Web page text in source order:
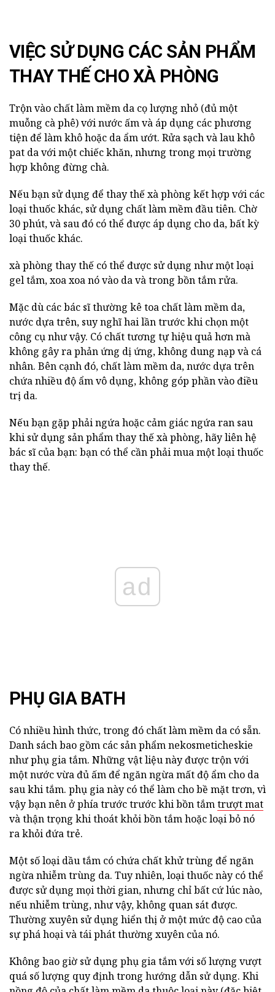
VIỆC SỬ DỤNG CÁC SẢN PHẨM
THAY THẾ CHO XÀ PHÒNG
Trộn vào chất làm mềm da cọ lượng nhỏ (đủ một
muỗng cà phê) với nước ấm và áp dụng các phương
tiện để làm khô hoặc da ẩm ướt. Rửa sạch và lau khô
pat da với một chiếc khăn, nhưng trong mọi trường
hợp không đừng chà.
Nếu bạn sử dụng để thay thế xà phòng kết hợp với các
loại thuốc khác, sử dụng chất làm mềm đầu tiên. Chờ
30 phút, và sau đó có thể được áp dụng cho da, bất kỳ
loại thuốc khác.
xà phòng thay thế có thể được sử dụng như một loại
gel tắm, xoa xoa nó vào da và trong bồn tắm rửa.
Mặc dù các bác sĩ thường kê toa chất làm mềm da,
nước dựa trên, suy nghĩ hai lần trước khi chọn một
công cụ như vậy. Có chất tương tự hiệu quả hơn mà
không gây ra phản ứng dị ứng, không dung nạp và cá
nhân. Bên cạnh đó, chất làm mềm da, nước dựa trên
chứa nhiều độ ẩm vô dụng, không góp phần vào điều
trị da.
Nếu bạn gặp phải ngứa hoặc cảm giác ngứa ran sau
khi sử dụng sản phẩm thay thế xà phòng, hãy liên hệ
bác sĩ của bạn: bạn có thể cần phải mua một loại thuốc
thay thế.
ad
PHỤ GIA BATH
Có nhiều hình thức, trong đó chất làm mềm da có sẵn.
Danh sách bao gồm các sản phẩm nekosmeticheskie
như phụ gia tắm. Những vật liệu này được trộn với
một nước vừa đủ ấm để ngăn ngừa mất độ ẩm cho da
sau khi tắm. phụ gia này có thể làm cho bề mặt trơn, vì
vậy bạn nên ở phía trước trước khi bồn tắmtrượt mat
và thận trọng khi thoát khỏi bồn tắm hoặc loại bỏ nó
ra khỏi đứa trẻ.
Một số loại dầu tắm có chứa chất khử trùng để ngăn
ngừa nhiễm trùng da. Tuy nhiên, loại thuốc này có thể
được sử dụng mọi thời gian, nhưng chỉ bất cứ lúc nào,
nếu nhiễm trùng, như vậy, không quan sát được.
Thường xuyên sử dụng hiển thị ở một mức độ cao của
sự phá hoại và tái phát thường xuyên của nó.
Không bao giờ sử dụng phụ gia tắm với số lượng vượt
quá số lượng quy định trong hướng dẫn sử dụng. Khi